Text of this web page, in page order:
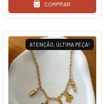
COMPRAR
ATENÇÃO, ÚLTIMA PEÇA!